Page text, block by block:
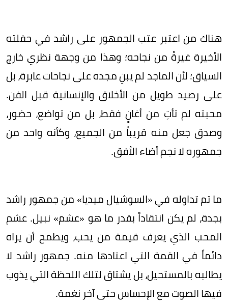
هناك من اعتبر عتب الجمهور على راشد في حفلته
الأخيرة غيرةً من نجاحه؛ وهذا من وجهة نظري خارج
السياق؛ لأن الماجد لم يبنِ مجده على نجاحات عابرة، بل
على رصيد طويل من الأخلاق والإنسانية قبل الفن.
محبته لم تأتِ من أغانٍ فقط، بل من تواضع، حضور،
وصدق جعل منه قريباً من الجميع، وكأنه واحد من
جمهوره لا نجم أضاء الأفق.
ما تم تداوله في «السوشيال ميديا» من جمهور راشد
بجدة، لم يكن انتقاداً بقدر ما هو «عشم» نبيل. عشم
المحب الذي يعرف قيمة من يحب، ويطمح أن يراه
دائماً في القمة التي اعتادها منه. جمهور راشد لا
يطالبه بالمستحيل، بل يشتاق لتلك اللحظة التي يذوب
فيها الصوت مع الإحساس حتى آخر نغمة.